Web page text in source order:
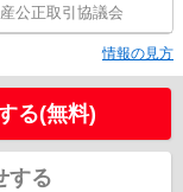
公正取引協議会
情報の見方
る(無料)
する